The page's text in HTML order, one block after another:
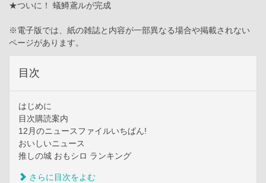
★ついに！ 蟻鱒鳶ルが完成
※電子版では、紙の雑誌と内容が一部異なる場合や掲載されない
ページがあります。
目次
はじめに
目次購読案内
12月のニュースファイルいちばん!
おいしいニュース
推しの城 おもシロ ランキング
さらに目次をよむ